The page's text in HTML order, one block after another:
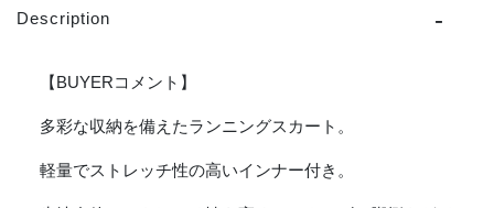
ノ
ス
Description
【BUYERコメント】
多彩な収納を備えたランニングスカート。
軽量でストレッチ性の高いインナー付き。